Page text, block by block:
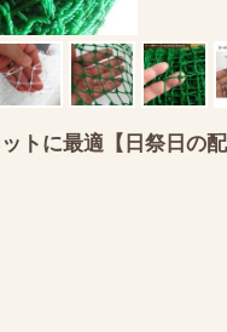
トに最適【日祭日の